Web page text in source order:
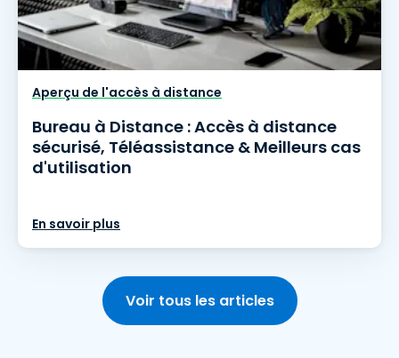
Aperçu de l'accès à distance
Bureau à Distance : Accès à distance
sécurisé, Téléassistance & Meilleurs cas
d'utilisation
En savoir plus
Voir tous les articles